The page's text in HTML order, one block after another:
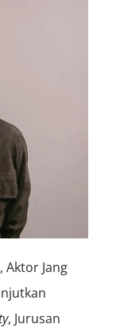
Aktor Jang
, Jurusan